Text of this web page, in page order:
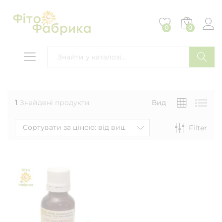
0 0
1 Знайдені продукти Вид
Filter
Сортувати за ціною: від вищої до нижчої